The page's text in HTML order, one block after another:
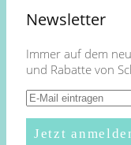
Newsletter
Immer auf dem
und Rabatte von